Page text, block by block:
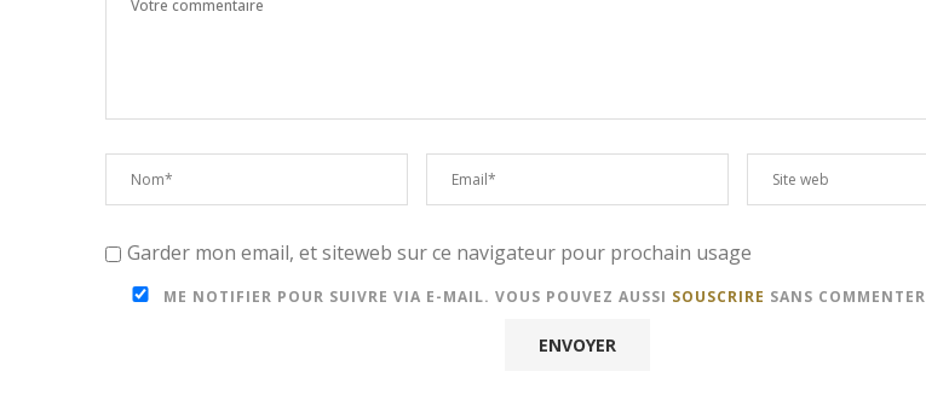
Garder mon email, et siteweb sur ce navigateur pour prochain usage
ME NOTIFIER POUR SUIVRE VIA E-MAIL. VOUS POUVEZ AUSSI SOUSCRIRE SANS COMMENTER